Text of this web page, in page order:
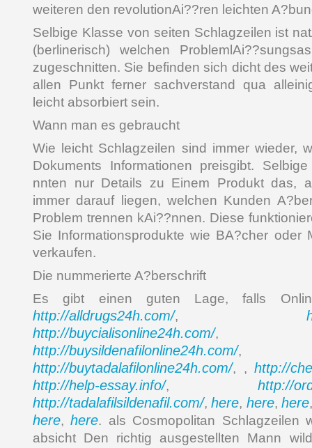
weiteren den revolutionAi??ren leichten
Selbige Klasse von seiten Schlagzeilen ist
(berlinerisch) welchen
zugeschnitten. Sie befinden sich dicht des
allen Punkt ferner sachverstand qua
leicht absorbiert sein.
Wann man es gebraucht
Wie leicht Schlagzeilen sind immer wieder,
Dokuments Informationen preisgibt.
nnten nur Details zu Einem Produkt das,
immer darauf liegen, welchen Kunden
Problem trennen kAi??nnen. Diese
Sie Informationsprodukte wie BA?cher oder
verkaufen.
Die nummerierte A?berschrift
Es gibt einen guten Lage, falls
http://alldrugs24h.com/,
http://buycialisonline24h.com/,
http://buysildenafilonline24h.com/,
http://buytadalafilonline24h.com/, , http://
http://help-essay.info/, http://
http://tadalafilsildenafil.com/,here, here,here
here,here. als Cosmopolitan Schlagzeilen
absicht Den richtig ausgestellten Mann